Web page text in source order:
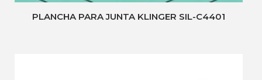
PLANCHA PARA JUNTA KLINGER SIL-C4401